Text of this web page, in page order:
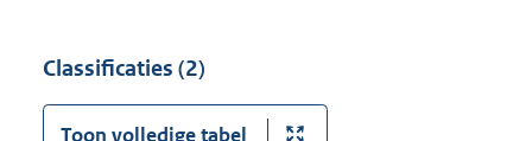
Classificaties (2)
Toon volledige tabel